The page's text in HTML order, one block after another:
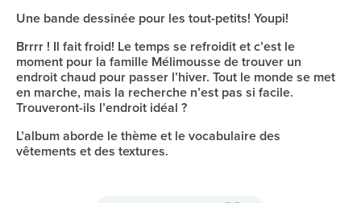
Une bande dessinée pour les tout-petits! Youpi!
Brrrr ! Il fait froid! Le temps se refroidit et c’est le
moment pour la famille Mélimousse de trouver un
endroit chaud pour passer l’hiver. Tout le monde se met
en marche, mais la recherche n’est pas si facile.
Trouveront-ils l’endroit idéal ?
L’album aborde le thème et le vocabulaire des
vêtements et des textures.